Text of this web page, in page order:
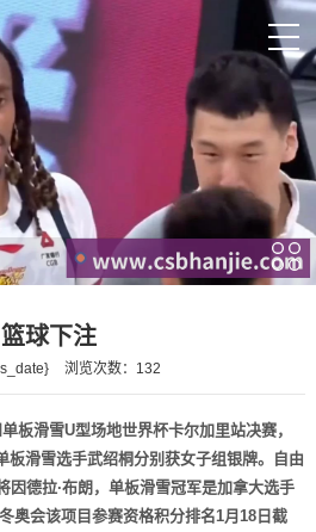
篮球下注
浏览次数：132
板滑雪U型场地世界杯卡尔加里站决赛，
板滑雪选手武绍桐分别获女子组银牌。自由
因德拉·布朗，单板滑雪冠军是加拿大选手
奥会该项目参赛资格积分排名1月18日截